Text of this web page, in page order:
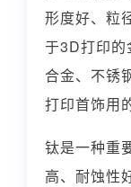
形度好、粒
于3D打印的
合金、不锈
打印首饰用
钛是一种重
高、耐蚀性